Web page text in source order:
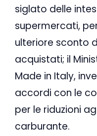
siglato delle
supermercati,
ulteriore sconto
acquistati; il
Made in Italy,
accordi con le
per le riduzioni
carburante.